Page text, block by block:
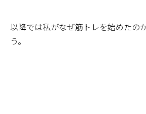
以降では私がなぜ筋トレを始めたの
う。